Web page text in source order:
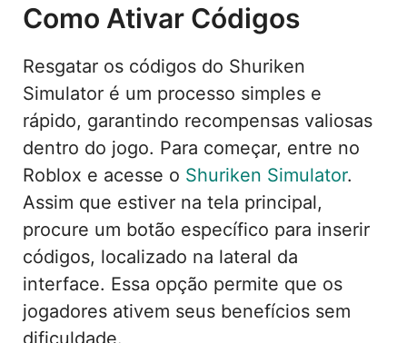
Como Ativar Códigos
Resgatar os códigos do Shuriken
Simulator é um processo simples e
rápido, garantindo recompensas valiosas
dentro do jogo. Para começar, entre no
Roblox e acesse o Shuriken Simulator.
Assim que estiver na tela principal,
procure um botão específico para inserir
códigos, localizado na lateral da
interface. Essa opção permite que os
jogadores ativem seus benefícios sem
dificuldade.